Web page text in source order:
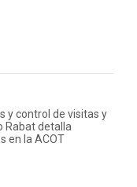
y control de visitas y
Rabat detalla
en la ACOT